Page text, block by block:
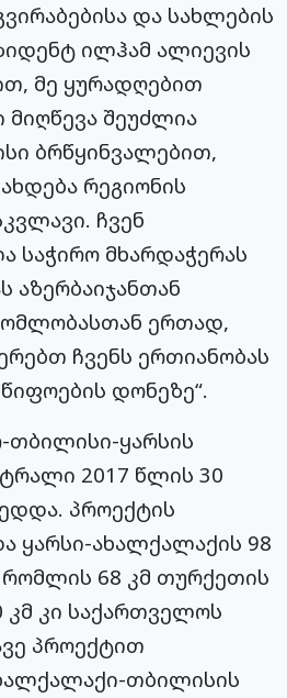
და სახლების
ილჰამ ალიევის
მე ყურადღებით
მიღწევა შეუძლია
ბრწყინვალებით,
რეგიონის
ჩვენ
საჭირო მხარდაჭერას
აზერბაიჯანთან
ერთად,
ჩვენს ერთიანობას
დონეზე“.
თბილისი-ყარსის
2017 წლის 30
პროექტის
ყარსი-ახალქალაქის 98
რომლის 68 კმ თურქეთის
კმ კი საქართველოს
პროექტით
თბილისის